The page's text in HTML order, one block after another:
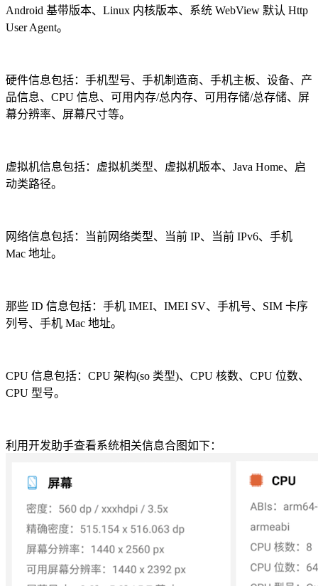
Android 基带版本、Linux 内核版本、系统 WebView 默认 Http
User Agent。
硬件信息包括：手机型号、手机制造商、手机主板、设备、产
品信息、CPU 信息、可用内存/总内存、可用存储/总存储、屏
幕分辨率、屏幕尺寸等。
虚拟机信息包括：虚拟机类型、虚拟机版本、Java Home、启
动类路径。
网络信息包括：当前网络类型、当前 IP、当前 IPv6、手机
Mac 地址。
那些 ID 信息包括：手机 IMEI、IMEI SV、手机号、SIM 卡序
列号、手机 Mac 地址。
CPU 信息包括：CPU 架构(so 类型)、CPU 核数、CPU 位数、
CPU 型号。
利用开发助手查看系统相关信息合图如下：